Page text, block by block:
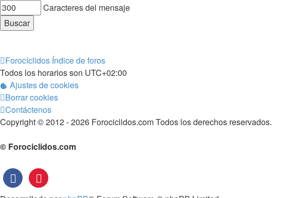
Caracteres del mensaje
Forocíclidos Índice de foros
Todos los horarios son UTC+02:00
Ajustes de cookies
Borrar cookies
Contáctenos
Copyright © 2012 - 2026 Forociclidos.com Todos los derechos reservados.
© Forociclidos.com